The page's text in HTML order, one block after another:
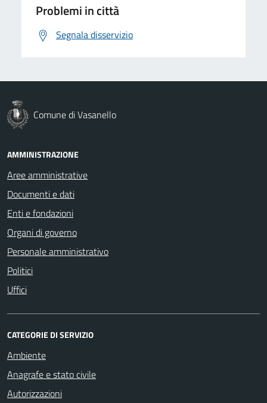
Problemi in città
Segnala disservizio
Comune di Vasanello
AMMINISTRAZIONE
Aree amministrative
Documenti e dati
Enti e fondazioni
Organi di governo
Personale amministrativo
Politici
Uffici
CATEGORIE DI SERVIZIO
Ambiente
Anagrafe e stato civile
Autorizzazioni